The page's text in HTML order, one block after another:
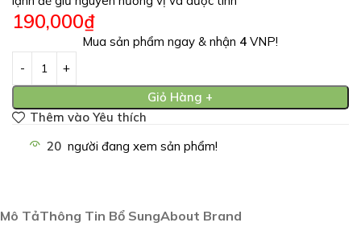
190,000₫
Mua sản phẩm ngay & nhận 4 VNP!
Giỏ Hàng +
Thêm vào Yêu thích
20 người đang xem sản phẩm!
Mô TảThông Tin Bổ SungAbout Brand